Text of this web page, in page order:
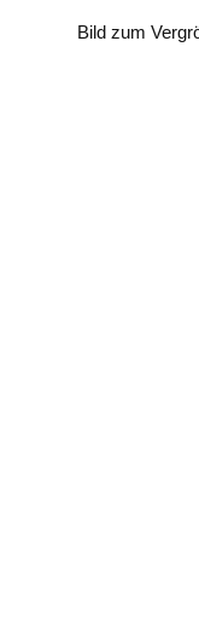
Bild zum